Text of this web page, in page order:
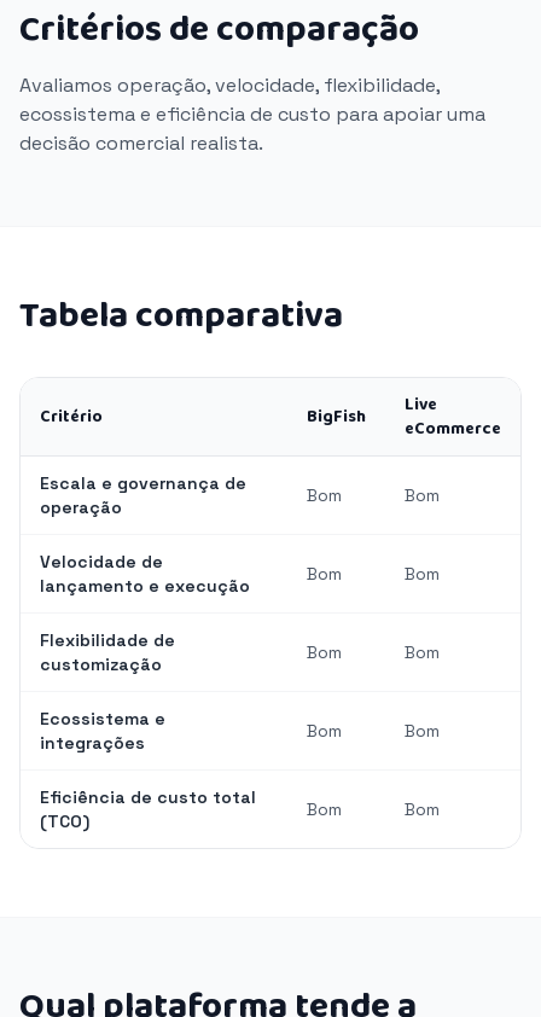
Critérios de comparação
Avaliamos operação, velocidade, flexibilidade,
ecossistema e eficiência de custo para apoiar uma
decisão comercial realista.
Tabela comparativa
Critério BigFish
Live
eCommerce
Escala e governança de
operação
Bom Bom
Velocidade de
lançamento e execução
Bom Bom
Flexibilidade de
customização
Bom Bom
Ecossistema e
integrações
Bom Bom
Eficiência de custo total
(TCO)
Bom Bom